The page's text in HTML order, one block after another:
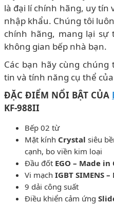
là đại lí chính hãng, uy tín
nhập khẩu. Chúng tôi
chính hãng, mang lại sự
không gian bếp nhà bạn.
Các bạn hãy cùng
tin và tính năng cụ thể
ĐẶC ĐIỂM NỔI BẬT CỦA
KF-988II
Bếp 02 từ
Mặt kính Crystal siêu
cạnh, bo viền kim loại
Đầu đốt EGO – Made
Vi mạch IGBT SIMENS
9 dải công suất
Điều khiển cảm ứng